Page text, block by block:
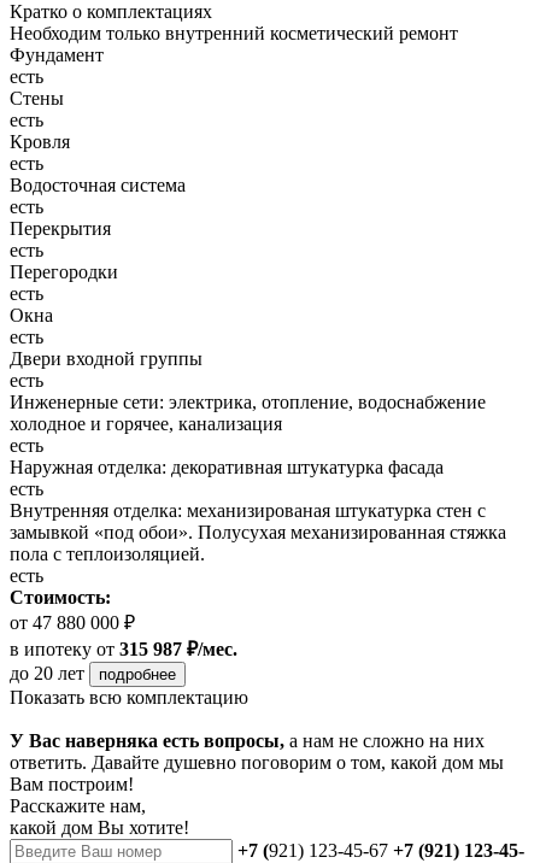
Кратко о комплектациях
Необходим только внутренний косметический ремонт
Фундамент
есть
Стены
есть
Кровля
есть
Водосточная система
есть
Перекрытия
есть
Перегородки
есть
Окна
есть
Двери входной группы
есть
Инженерные сети: электрика, отопление, водоснабжение
холодное и горячее, канализация
есть
Наружная отделка: декоративная штукатурка фасада
есть
Внутренняя отделка: механизированая штукатурка стен с
замывкой «под обои». Полусухая механизированная стяжка
пола с теплоизоляцией.
есть
Стоимость:
от 47 880 000 ₽
в ипотеку от 315 987 ₽/мес.
до 20 лет
подробнее
Показать всю комплектацию
У Вас наверняка есть вопросы, а нам не сложно на них
ответить. Давайте душевно поговорим о том, какой дом мы
Вам построим!
Расскажите нам,
какой дом Вы хотите!
+7 (921) 123-45-67 +7 (921) 123-45-